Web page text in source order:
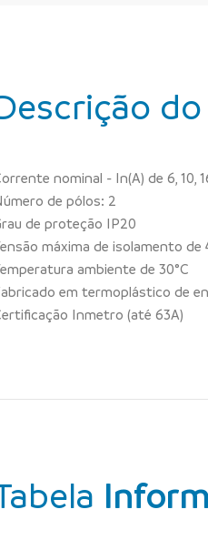
do
nominal - In(A) de 6, 10,
de pólos: 2
de proteção IP20
máxima de isolamento de
ambiente de 30°C
em termoplástico de
Inmetro (até 63A)